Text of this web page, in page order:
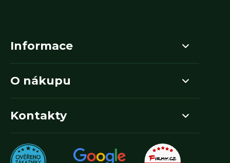
Informace
O nákupu
Kontakty